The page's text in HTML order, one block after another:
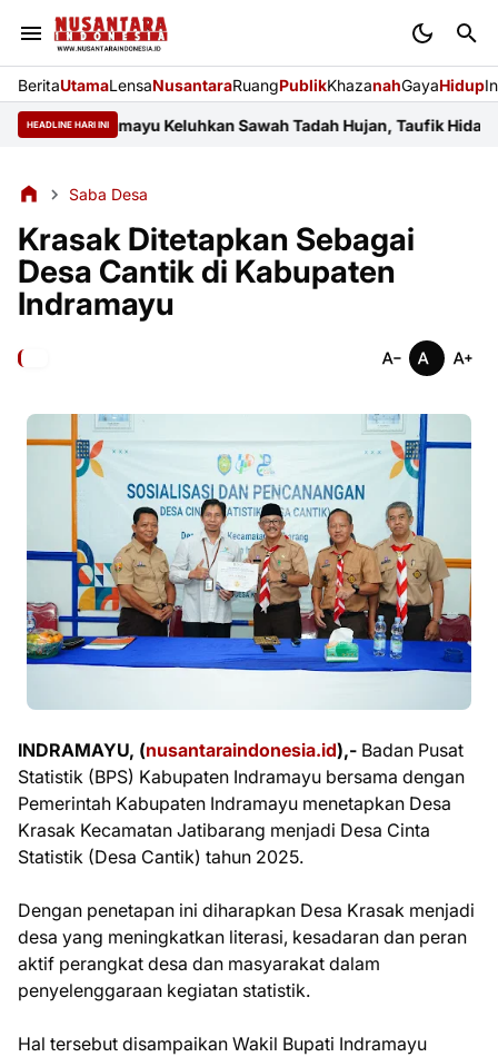
BeritaUtamaLensaNusantaraRuangPublikKhazanahGayaHidup
HEADLINE HARI INI
Indramayu Keluhkan Sawah Tadah Hujan, Taufik Hidayat Janji
Saba Desa
Krasak Ditetapkan Sebagai
Desa Cantik di Kabupaten
Indramayu
INDRAMAYU, (nusantaraindonesia.id),- Badan Pusat
Statistik (BPS) Kabupaten Indramayu bersama dengan
Pemerintah Kabupaten Indramayu menetapkan Desa
Krasak Kecamatan Jatibarang menjadi Desa Cinta
Statistik (Desa Cantik) tahun 2025.
Dengan penetapan ini diharapkan Desa Krasak menjadi
desa yang meningkatkan literasi, kesadaran dan peran
aktif perangkat desa dan masyarakat dalam
penyelenggaraan kegiatan statistik.
Hal tersebut disampaikan Wakil Bupati Indramayu